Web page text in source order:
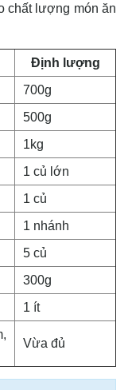
chất lượng món ăn
Định lượng
700g
500g
1kg
1 củ lớn
1 củ
1 nhánh
5 củ
300g
1 ít
Vừa đủ